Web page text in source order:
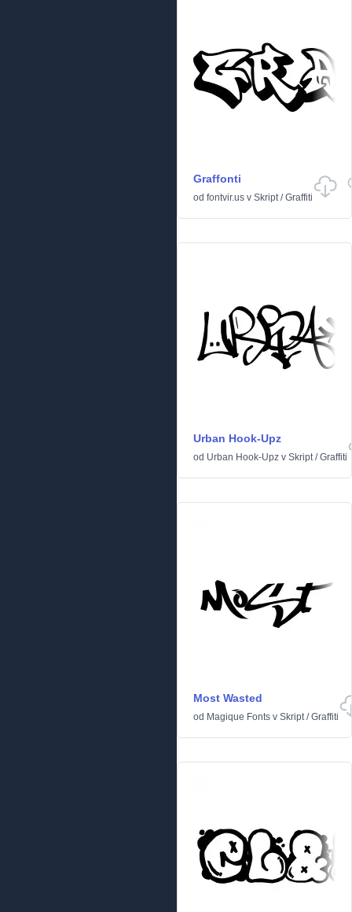
Graffonti
od fontvir.us v Skript/Graffiti
Urban Hook-Upz
od Urban Hook-Upz v Skript/Graffiti
Most Wasted
od Magique Fonts v Skript/Graffiti